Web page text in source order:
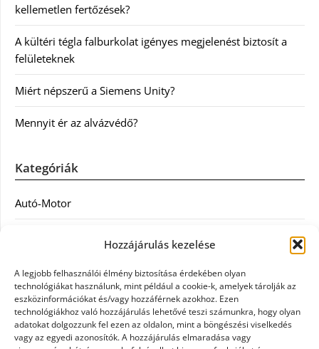
Hozzájárulás kezelése
A legjobb felhasználói élmény biztosítása érdekében olyan
technológiákat használunk, mint például a cookie-k, amelyek tárolják az
eszközinformációkat és/vagy hozzáférnek azokhoz. Ezen
technológiákhoz való hozzájárulás lehetővé teszi számunkra, hogy olyan
adatokat dolgozzunk fel ezen az oldalon, mint a böngészési viselkedés
vagy az egyedi azonosítók. A hozzájárulás elmaradása vagy
kellemetlen fertőzések?
A kültéri tégla falburkolat igényes megjelenést biztosít a
felületeknek
Miért népszerű a Siemens Unity?
Mennyit ér az alvázvédő?
Kategóriák
Autó-Motor
Egészség
Egyéb
Étel